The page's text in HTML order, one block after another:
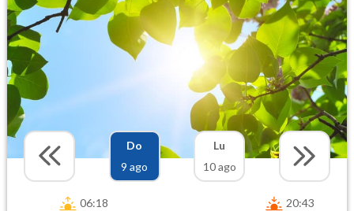
Do
9 ago
Lu
10 ago
06:18 20:43